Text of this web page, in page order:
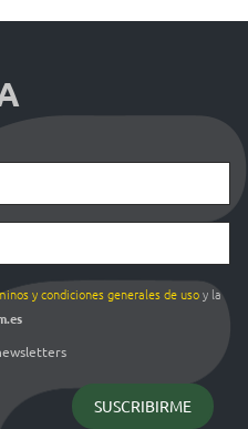
y condiciones generales de usoy la